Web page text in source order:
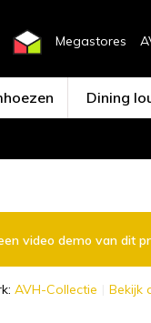
Megastores
Dining
video demo van dit
AVH-Collectie Bekijk